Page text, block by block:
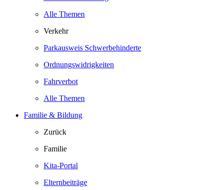
Alle Themen
Verkehr
Parkausweis Schwerbehinderte
Ordnungswidrigkeiten
Fahrverbot
Alle Themen
Familie & Bildung
Zurück
Familie
Kita-Portal
Elternbeiträge